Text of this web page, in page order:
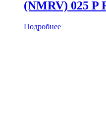
(NMRV) 025 P
Подробнее